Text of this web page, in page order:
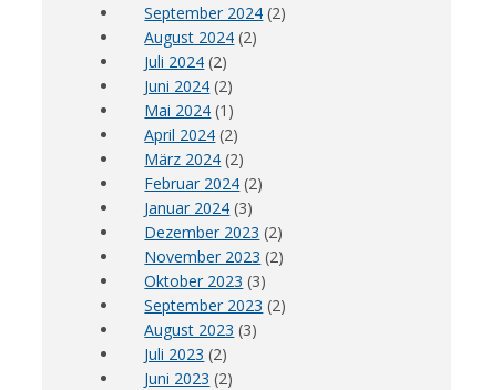
September 2024 (2)
August 2024 (2)
Juli 2024 (2)
Juni 2024 (2)
Mai 2024 (1)
April 2024 (2)
März 2024 (2)
Februar 2024 (2)
Januar 2024 (3)
Dezember 2023 (2)
November 2023 (2)
Oktober 2023 (3)
September 2023 (2)
August 2023 (3)
Juli 2023 (2)
Juni 2023 (2)